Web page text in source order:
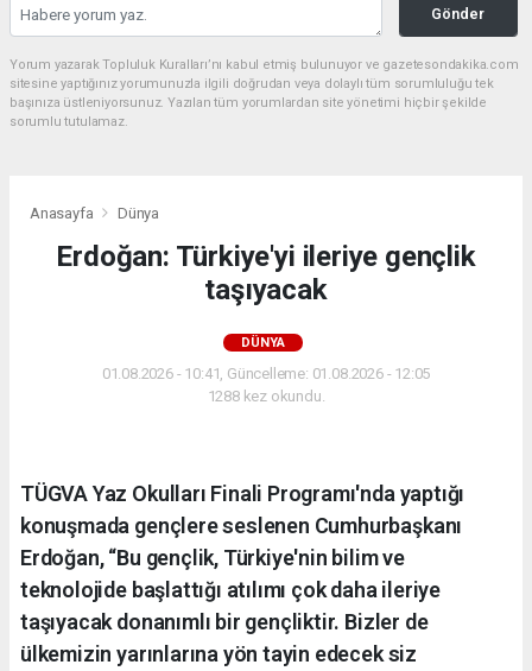
Gönder
Yorum yazarak Topluluk Kuralları’nı kabul etmiş bulunuyor ve gazetesondakika.com
sitesine yaptığınız yorumunuzla ilgili doğrudan veya dolaylı tüm sorumluluğu tek
başınıza üstleniyorsunuz. Yazılan tüm yorumlardan site yönetimi hiçbir şekilde
sorumlu tutulamaz.
Anasayfa Dünya
Erdoğan: Türkiye'yi ileriye gençlik
taşıyacak
DÜNYA
01.08.2026 - 10:41, Güncelleme: 01.08.2026 - 12:05
1288 kez okundu.
TÜGVA Yaz Okulları Finali Programı'nda yaptığı
konuşmada gençlere seslenen Cumhurbaşkanı
Erdoğan, “Bu gençlik, Türkiye'nin bilim ve
teknolojide başlattığı atılımı çok daha ileriye
taşıyacak donanımlı bir gençliktir. Bizler de
ülkemizin yarınlarına yön tayin edecek siz